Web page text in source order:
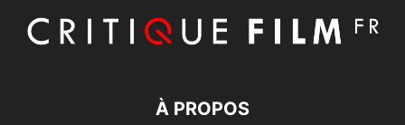
À PROPOS